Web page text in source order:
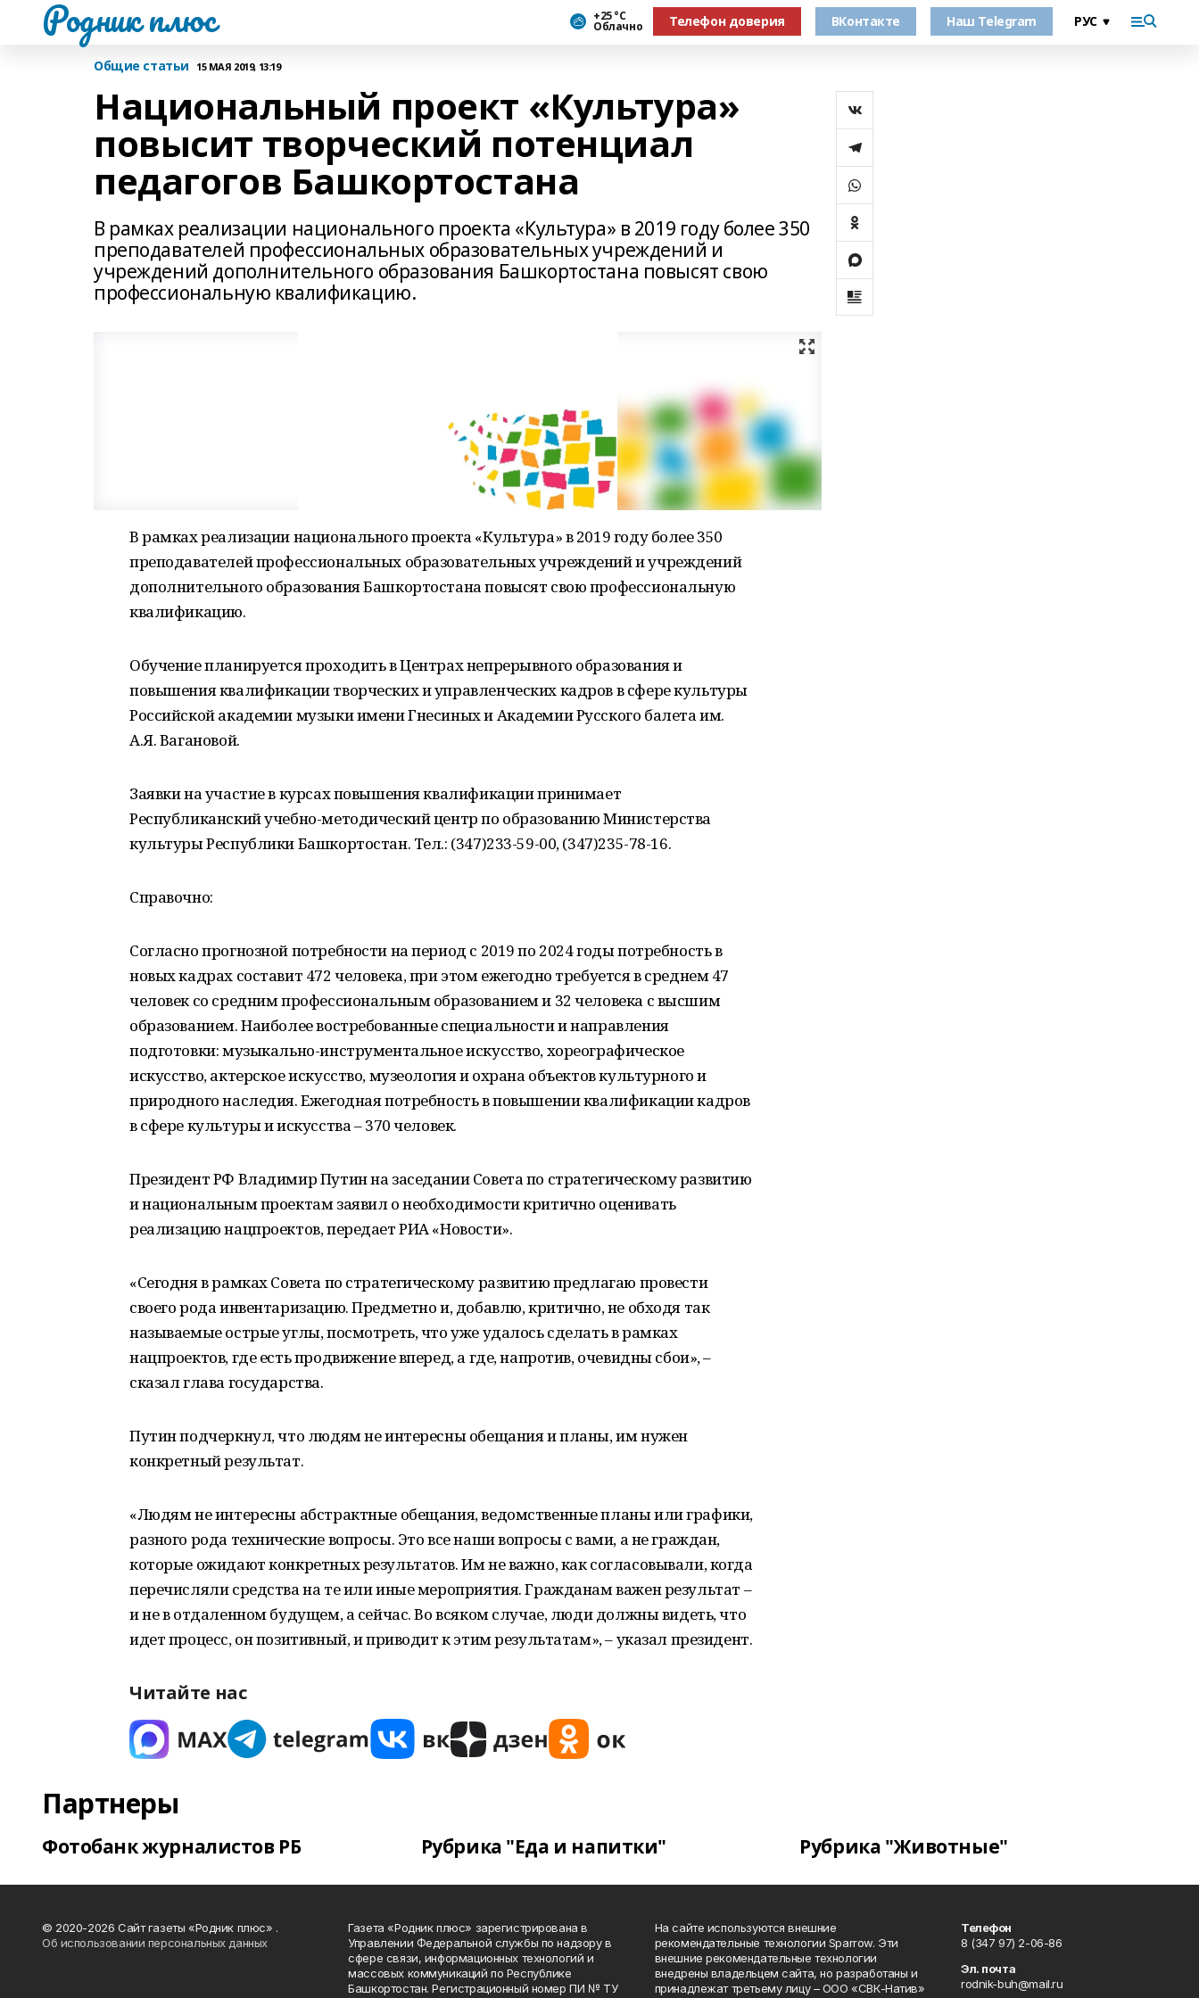
Родник плюс +25 °С
Облачно Телефон доверия ВКонтакте Наш Telegram
Общие статьи 15 МАЯ 2019, 13:19
Национальный проект «Культура»
повысит творческий потенциал
педагогов Башкортостана
В рамках реализации национального проекта «Культура» в 2019 году более 350
преподавателей профессиональных образовательных учреждений и
учреждений дополнительного образования Башкортостана повысят свою
профессиональную квалификацию.
В рамках реализации национального проекта «Культура» в 2019 году более 350
преподавателей профессиональных образовательных учреждений и учреждений
дополнительного образования Башкортостана повысят свою профессиональную
квалификацию.
Обучение планируется проходить в Центрах непрерывного образования и
повышения квалификации творческих и управленческих кадров в сфере культуры
Российской академии музыки имени Гнесиных и Академии Русского балета им.
А.Я. Вагановой.
Заявки на участие в курсах повышения квалификации принимает
Республиканский учебно-методический центр по образованию Министерства
культуры Республики Башкортостан. Тел.: (347)233-59-00, (347)235-78-16.
Справочно:
Согласно прогнозной потребности на период с 2019 по 2024 годы потребность в
новых кадрах составит 472 человека, при этом ежегодно требуется в среднем 47
человек со средним профессиональным образованием и 32 человека с высшим
образованием. Наиболее востребованные специальности и направления
подготовки: музыкально-инструментальное искусство, хореографическое
искусство, актерское искусство, музеология и охрана объектов культурного и
природного наследия. Ежегодная потребность в повышении квалификации кадров
в сфере культуры и искусства – 370 человек.
Президент РФ Владимир Путин на заседании Совета по стратегическому развитию
и национальным проектам заявил о необходимости критично оценивать
реализацию нацпроектов, передает РИА «Новости».
«Сегодня в рамках Совета по стратегическому развитию предлагаю провести
своего рода инвентаризацию. Предметно и, добавлю, критично, не обходя так
называемые острые углы, посмотреть, что уже удалось сделать в рамках
нацпроектов, где есть продвижение вперед, а где, напротив, очевидны сбои», –
сказал глава государства.
Путин подчеркнул, что людям не интересны обещания и планы, им нужен
конкретный результат.
«Людям не интересны абстрактные обещания, ведомственные планы или графики,
разного рода технические вопросы. Это все наши вопросы с вами, а не граждан,
которые ожидают конкретных результатов. Им не важно, как согласовывали, когда
перечисляли средства на те или иные мероприятия. Гражданам важен результат –
и не в отдаленном будущем, а сейчас. Во всяком случае, люди должны видеть, что
идет процесс, он позитивный, и приводит к этим результатам», – указал президент.
Читайте нас
Партнеры
Фотобанк журналистов РБ Рубрика "Еда и напитки" Рубрика "Животные"
© 2020-2026 Сайт газеты «Родник плюс» .
Об использовании персональных данных
Газета «Родник плюс» зарегистрирована в
Управлении Федеральной службы по надзору в
сфере связи, информационных технологий и
массовых коммуникаций по Республике
Башкортостан. Регистрационный номер ПИ № ТУ
На сайте используются внешние
рекомендательные технологии Sparrow. Эти
внешние рекомендательные технологии
внедрены владельцем сайта, но разработаны и
принадлежат третьему лицу – ООО «СВК-Натив»
Телефон
8 (347 97) 2-06-86
Эл. почта
rodnik-buh@mail.ru